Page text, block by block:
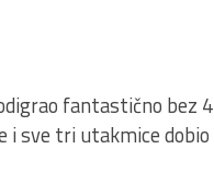
fantastično bez 4
i sve tri utakmice dobio